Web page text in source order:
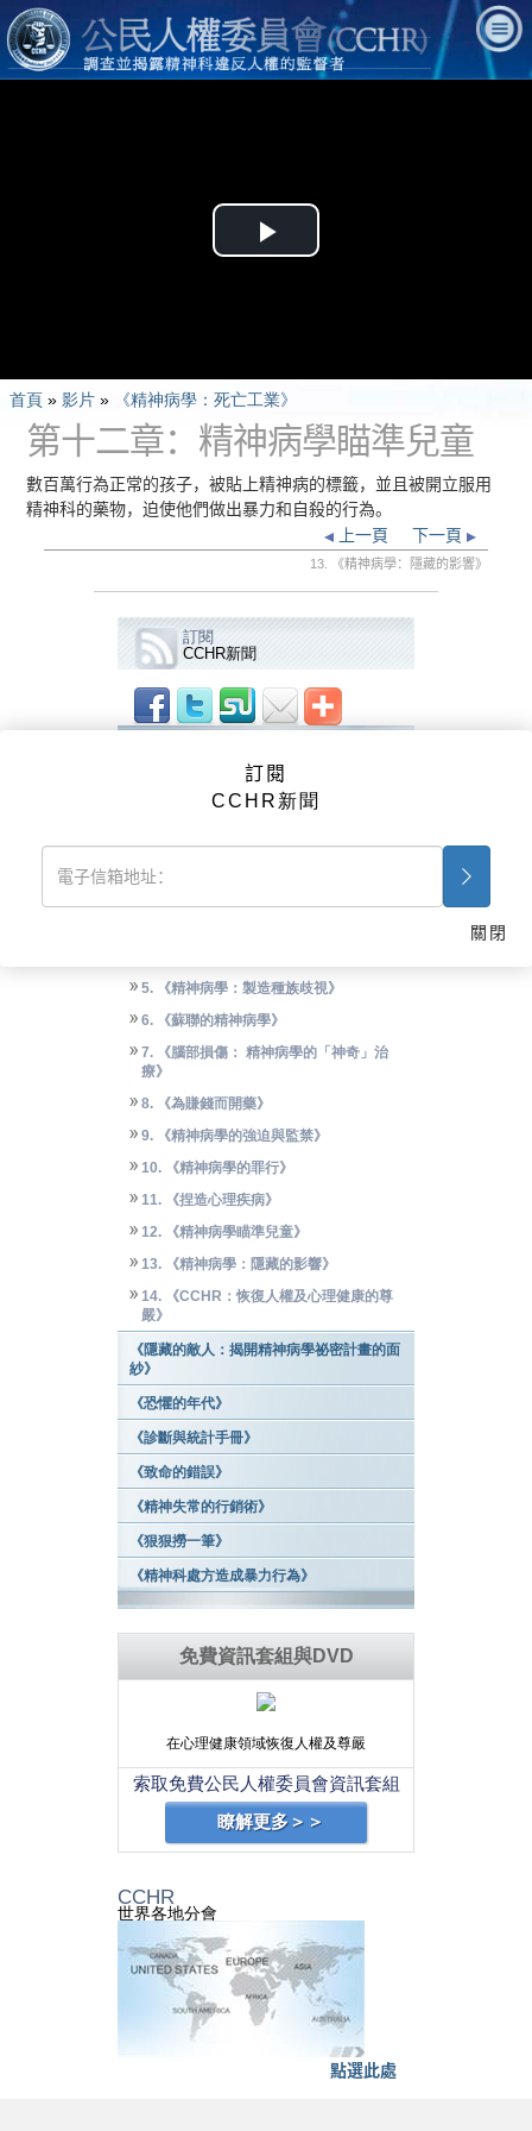
Play
首頁 » 影片 » 《精神病學：死亡工業》
第十二章：精神病學瞄準兒童
數百萬行為正常的孩子，被貼上精神病的標籤，並且被開立服用
精神科的藥物，迫使他們做出暴力和自殺的行為。
下一頁
上一頁
13. 《精神病學：隱藏的影響》
訂閱
CCHR新聞
5. 《精神病學：製造種族歧視》
6. 《蘇聯的精神病學》
7. 《腦部損傷： 精神病學的「神奇」治
療》
8. 《為賺錢而開藥》
9. 《精神病學的強迫與監禁》
10. 《精神病學的罪行》
11. 《捏造心理疾病》
12. 《精神病學瞄準兒童》
13. 《精神病學：隱藏的影響》
14. 《CCHR：恢復人權及心理健康的尊
嚴》
《隱藏的敵人：揭開精神病學祕密計畫的面
紗》
《恐懼的年代》
《診斷與統計手冊》
《致命的錯誤》
《精神失常的行銷術》
《狠狠撈一筆》
《精神科處方造成暴力行為》
免費資訊套組與DVD
在心理健康領域恢復人權及尊嚴
索取免費公民人權委員會資訊套組
瞭解更多＞＞
CCHR
世界各地分會
點選此處
訂閱
CCHR新聞
關閉